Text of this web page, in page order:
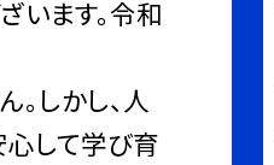
います。令和
しかし、人
心して学び育